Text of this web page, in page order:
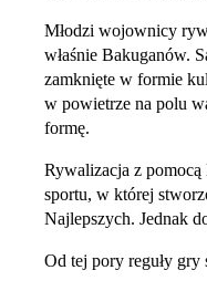
Młodzi wojownicy
właśnie Bakuganów.
zamknięte w formie
w powietrze na polu
formę.
Rywalizacja z
sportu, w której
Najlepszych. Jednak
Od tej pory reguły gry